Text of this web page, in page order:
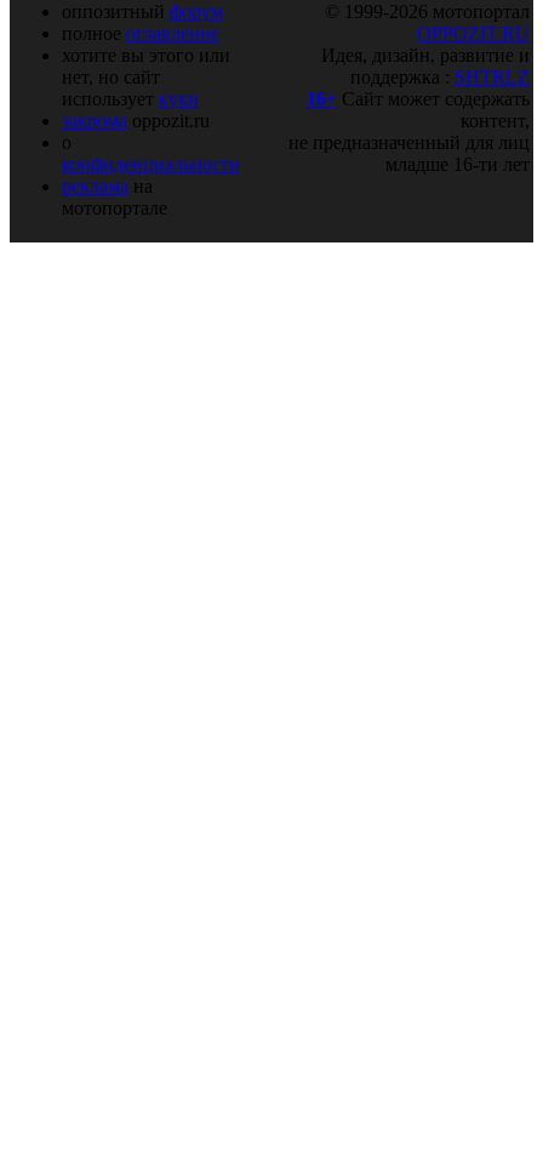
оппозитный форум
полное оглавление
хотите вы этого или
нет, но сайт
использует куки
закрома oppozit.ru
о
конфиденциальности
реклама на
мотопортале
© 1999-2026 мотопортал
OPPOZIT.RU
Идея, дизайн, развитие и
поддержка : SHTRLZ
16+ Сайт может содержать
контент,
не предназначенный для лиц
младше 16-ти лет